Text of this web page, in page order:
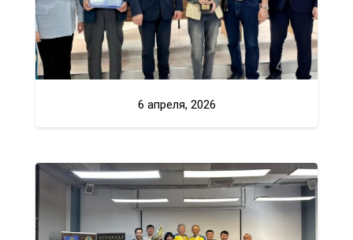
6 апреля, 2026